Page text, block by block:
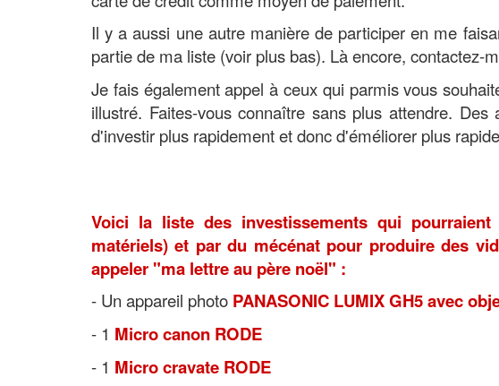
Il y a aussi une autre manière de participer en me
partie de ma liste (voir plus bas). Là encore, contactez-
Je fais également appel à ceux qui parmis vous
illustré. Faites-vous connaître sans plus attendre.
d'investir plus rapidement et donc d'éméliorer plus
Voici la liste des investissements qui
matériels) et par du mécénat pour produire des
appeler "ma lettre au père noël" :
- Un appareil photo PANASONIC LUMIX GH5 avec
- 1 Micro canon RODE
- 1 Micro cravate RODE